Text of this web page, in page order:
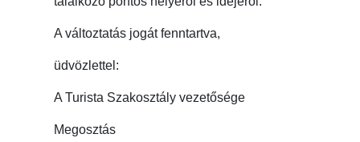
A változtatás jogát fenntartva,
üdvözlettel:
A Turista Szakosztály vezetősége
Megosztás